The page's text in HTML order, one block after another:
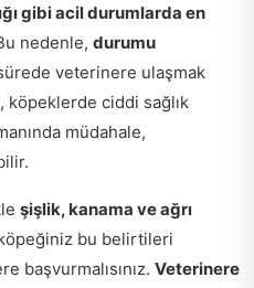
gibi acil durumlarda en
nedenle, durumu
veterinere ulaşmak
köpeklerde ciddi sağlık
müdahale,
şişlik, kanama ve ağrı
bu belirtileri
başvurmalısınız. Veterinere